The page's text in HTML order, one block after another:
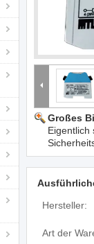
Großes
Eigentlich
Hersteller:
Art der